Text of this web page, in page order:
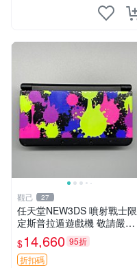
觀己 27
任天堂NEW3DS 噴射戰士限
定斯普拉遁遊戲機 敬請嚴選
軟硬體俱佳 無箱無保 新成色
如初 噴射戰士 斯普拉遁 NE
W3DS
$14,660 95折
折扣碼